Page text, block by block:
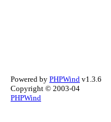
Powered by PHPWind v1.3.6
Copyright © 2003-04
PHPWind